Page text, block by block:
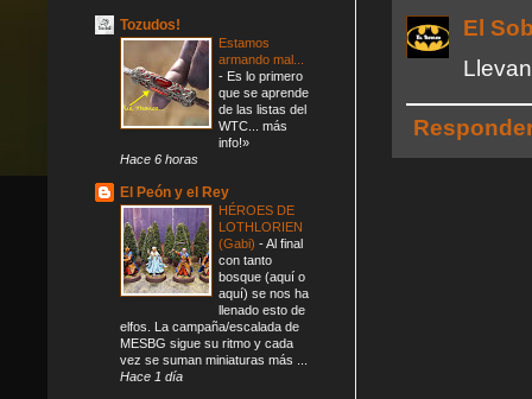
El
Tozudos!
Estamos
armando mal...
- Es lo primero
que se aprende
de las listas del
WTC... más
info!»
Hace 6 horas
El Peón y el Rey
HÉROES DE
LOTHLORIEN
(Gabi) -Al final
con tanto
bosque (aquí o
aquí) se nos ha
llenado esto de
elfos. La campaña/escalada de
MESBG sigue su ritmo y cada
vez se suman miniaturas más ...
Hace 1 día